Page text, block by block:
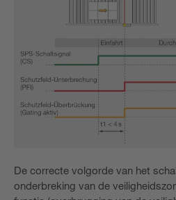
De correcte volgorde van het
onderbreking van de